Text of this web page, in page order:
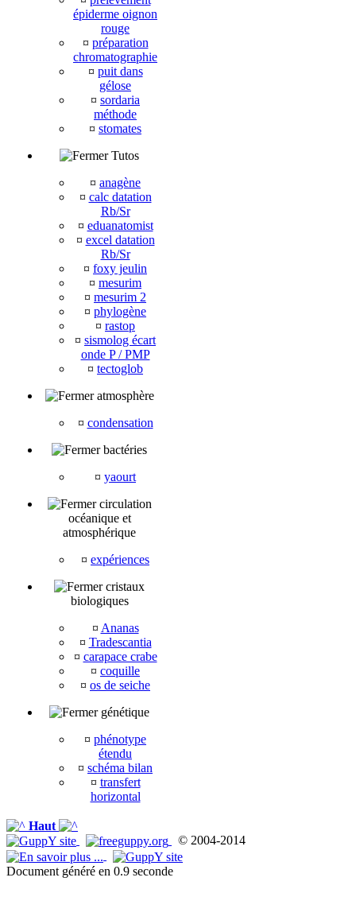
épiderme oignon
rouge
¤ préparation
chromatographie
¤ puit dans
gélose
¤ sordaria
méthode
¤ stomates
Tutos
¤ anagène
¤ calc datation
Rb/Sr
¤ eduanatomist
¤ excel datation
Rb/Sr
¤ foxy jeulin
¤ mesurim
¤ mesurim 2
¤ phylogène
¤ rastop
¤ sismolog écart
onde P / PMP
¤ tectoglob
atmosphère
¤ condensation
bactéries
¤ yaourt
circulation
océanique et
atmosphérique
¤ expériences
cristaux
biologiques
¤ Ananas
¤ Tradescantia
¤ carapace crabe
¤ coquille
¤ os de seiche
génétique
¤ phénotype
étendu
¤ schéma bilan
¤ transfert
horizontal
Haut
© 2004-2014
Document généré en 0.9 seconde